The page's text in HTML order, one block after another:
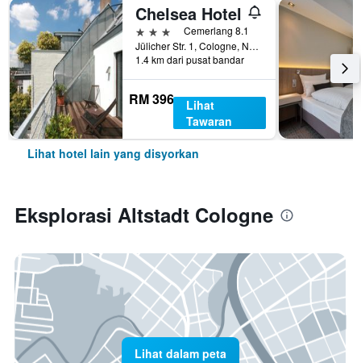
Chelsea Hotel
3 bintangCemerlang 8.1
Jülicher Str. 1, Cologne, North Rhine-Westphalia, Jerman
1.4 km dari pusat bandar
RM 396
Lihat
Tawaran
Lihat hotel lain yang disyorkan
Eksplorasi Altstadt Cologne
Lihat dalam peta